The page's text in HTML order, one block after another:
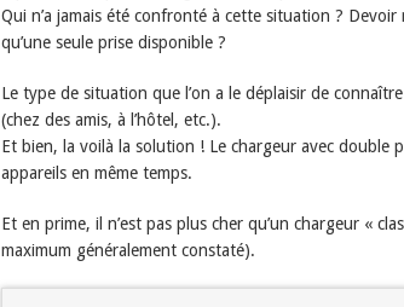
Qui n’a jamais été confronté à cette situation ?
qu’une seule prise disponible ?
Le type de situation que l’on a le déplaisir de
(chez des amis, à l’hôtel, etc.).
Et bien, la voilà la solution ! Le chargeur avec double
appareils en même temps.
Et en prime, il n’est pas plus cher qu’un chargeur «
maximum généralement constaté).